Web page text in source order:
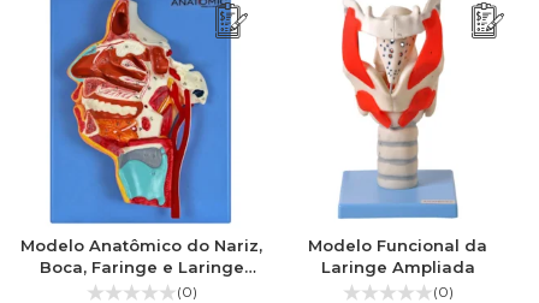
Modelo Anatômico do Nariz,
Boca, Faringe e Laringe
com Vasos e Nervos
(0)
Modelo Funcional da
Laringe Ampliada
(0)